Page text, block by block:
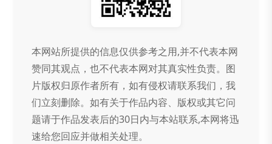
本网站所提供的信息仅供参考之用,并不代表本网
赞同其观点，也不代表本网对其真实性负责。图
片版权归原作者所有，如有侵权请联系我们，我
们立刻删除。如有关于作品内容、版权或其它问
题请于作品发表后的30日内与本站联系,本网将迅
速给您回应并做相关处理。